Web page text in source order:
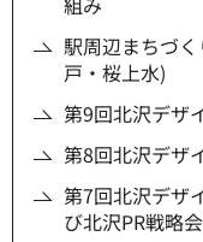
駅周辺まちづ
戸・桜上水)
第9回北沢デザ
第8回北沢デザ
第7回北沢デザ
び北沢PR戦略